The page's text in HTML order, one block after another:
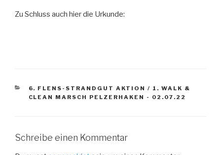
Zu Schluss auch hier die Urkunde:
KATEGORIEN
6. FLENS-STRANDGUT AKTION / 1. WALK &
CLEAN MARSCH PELZERHAKEN - 02.07.22
Schreibe einen Kommentar